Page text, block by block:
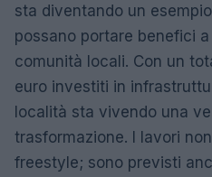
sta diventando un
possano portare benefici
comunità locali. Con un
euro investiti in
località sta vivendo una
trasformazione. I lavori
freestyle; sono previsti